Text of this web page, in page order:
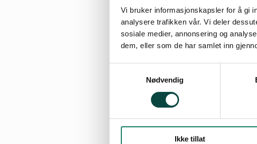
Vi bruker informasjonskapsler for å gi
analysere trafikken vår. Vi deler
sosiale medier, annonsering og
dem, eller som de har samlet inn
Nødvendig
Ikke tillat
verre. Kva er vel litt
millionar menneske må
klimagassutslepp?
med dei som er svakare
Desse tusenvis av
forresten dei? Når det
føre til ei god
1200 menneske.